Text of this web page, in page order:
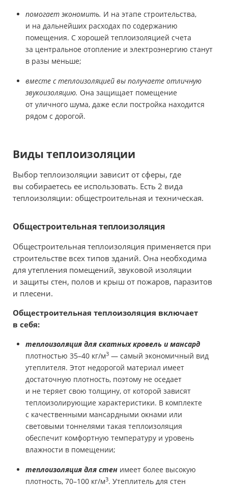
помогает экономить. И на этапе строительства,
и на дальнейших расходах по содержанию
помещения. С хорошей теплоизоляцией счета
за центральное отопление и электроэнергию станут
в разы меньше;
вместе с теплоизоляцией вы получаете отличную
звукоизоляцию. Она защищает помещение
от уличного шума, даже если постройка находится
рядом с дорогой.
Виды теплоизоляции
Выбор теплоизоляции зависит от сферы, где
вы собираетесь ее использовать. Есть 2 вида
теплоизоляции: общестроительная и техническая.
Общестроительная теплоизоляция
Общестроительная теплоизоляция применяется при
строительстве всех типов зданий. Она необходима
для утепления помещений, звуковой изоляции
и защиты стен, полов и крыш от пожаров, паразитов
и плесени.
Общестроительная теплоизоляция включает
в себя:
теплоизоляция для скатных кровель и мансард
плотностью 35–40 кг/м3 — самый экономичный вид
утеплителя. Этот недорогой материал имеет
достаточную плотность, поэтому не оседает
и не теряет свою толщину, от которой зависят
теплоизолирующие характеристики. В комплекте
с качественными мансардными окнами или
световыми тоннелями такая теплоизоляция
обеспечит комфортную температуру и уровень
влажности в помещении;
теплоизоляция для стен имеет более высокую
плотность, 70–100 кг/м3. Утеплитель для стен